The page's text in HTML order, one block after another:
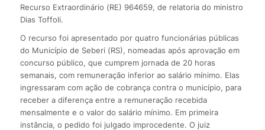
Recurso Extraordinário (RE) 964659, de relatoria do ministro
Dias Toffoli.
O recurso foi apresentado por quatro funcionárias públicas
do Município de Seberi (RS), nomeadas após aprovação em
concurso público, que cumprem jornada de 20 horas
semanais, com remuneração inferior ao salário mínimo. Elas
ingressaram com ação de cobrança contra o município, para
receber a diferença entre a remuneração recebida
mensalmente e o valor do salário mínimo. Em primeira
instância, o pedido foi julgado improcedente. O juiz